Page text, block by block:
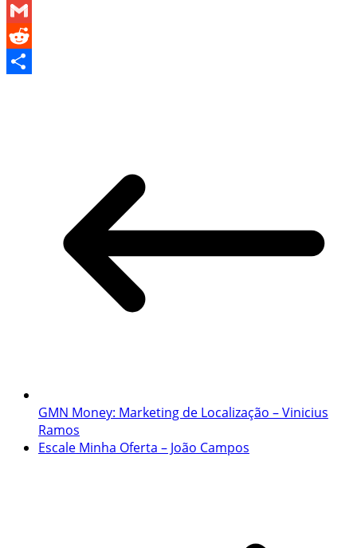
Telegram
Gmail
Reddit
GMN Money: Marketing de Localização – Vinicius
Ramos
Escale Minha Oferta – João Campos